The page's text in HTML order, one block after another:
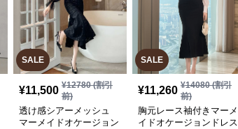
SALE
¥11,500 ¥12780(割引
前)
透け感シアーメッシュ
マーメイドオケージョン
SALE
¥11,260 ¥14080(割引
前)
胸元レース袖付きマーメ
イドオケージョンドレス